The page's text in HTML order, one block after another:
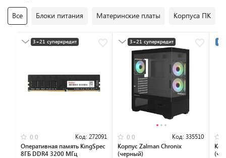
Все Блоки питания Материнские платы Корпуса ПК
3+21 суперкредит
0.0 Код: 272091
Оперативная память KingSpec
8ГБ DDR4 3200 МГц
3+21 суперкредит
Разумная цена
0.0 Код: 335510
Корпус Zalman Chronix
(черный)